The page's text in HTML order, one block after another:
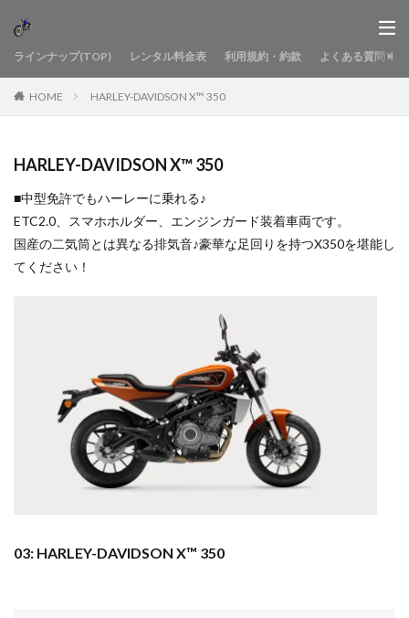
ラインナップ(TOP) レンタル料金表 利用規約・約款 よくある質問
HOME HARLEY-DAVIDSON X™ 350
HARLEY-DAVIDSON X™ 350
■中型免許でもハーレーに乗れる♪
ETC2.0、スマホホルダー、エンジンガード装着車両です。
国産の二気筒とは異なる排気音♪豪華な足回りを持つX350を堪能し
てください！
03: HARLEY-DAVIDSON X™ 350